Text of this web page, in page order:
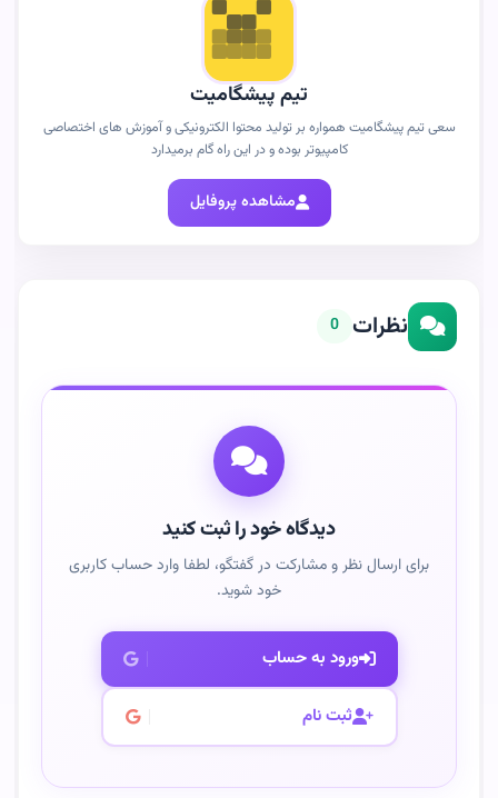
تیم پیشگامیت
سعی تیم پیشگامیت همواره بر تولید محتوا الکترونیکی و آموزش های اختصاصی
کامپیوتر بوده و در این راه گام برمیدارد
مشاهده پروفایل
نظرات 0
دیدگاه خود را ثبت کنید
برای ارسال نظر و مشارکت در گفتگو، لطفا وارد حساب کاربری
خود شوید.
ورود به حساب
ثبت نام